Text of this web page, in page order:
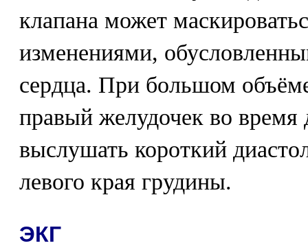
клапана может
изменениями,
сердца. При большом
правый желудочек во
выслушать короткий
левого края грудины.
ЭКГ